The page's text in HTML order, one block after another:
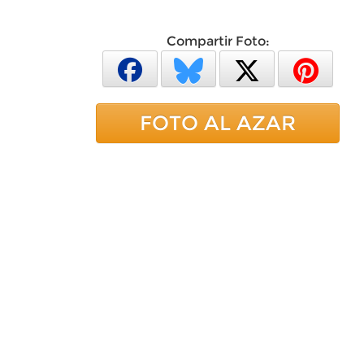
Compartir Foto:
FOTO AL AZAR